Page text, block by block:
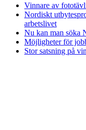
Vinnare av
Nordiskt
arbetslivet
Nu kan man söka
Möjligheter för
Stor satsning på